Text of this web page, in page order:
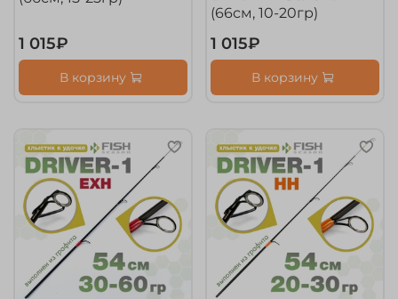
1 015₽
В корзину
(66см, 10-20гр)
1 015₽
В корзину